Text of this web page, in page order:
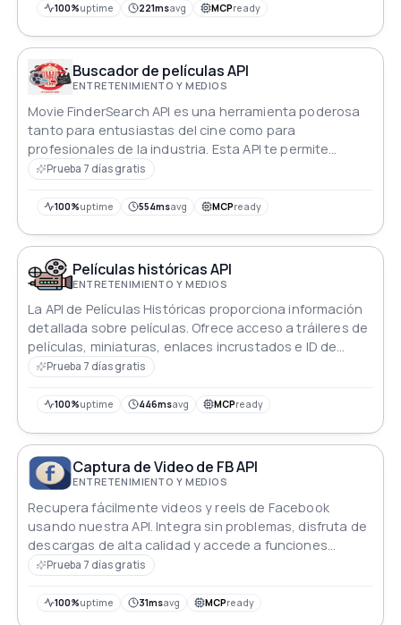
con las ofertas cinematográficas de España con esta
contenido y entusiastas del cine.
100%uptime 221msavg MCPready
Buscador de películas API
ENTRETENIMIENTO Y MEDIOS
Movie FinderSearch API es una herramienta poderosa
tanto para entusiastas del cine como para
profesionales de la industria. Esta API te permite
acceder a una vasta base de datos de películas,
Prueba 7 días gratis
100%uptime 554msavg MCPready
Películas históricas API
ENTRETENIMIENTO Y MEDIOS
La API de Películas Históricas proporciona información
detallada sobre películas. Ofrece acceso a tráileres de
películas, miniaturas, enlaces incrustados e ID de
YouTube de los últimos estrenos.
Prueba 7 días gratis
100%uptime 446msavg MCPready
Captura de Video de FB API
ENTRETENIMIENTO Y MEDIOS
Recupera fácilmente videos y reels de Facebook
usando nuestra API. Integra sin problemas, disfruta de
descargas de alta calidad y accede a funciones
versátiles para la creación de contenido.
Prueba 7 días gratis
100%uptime 31msavg MCPready